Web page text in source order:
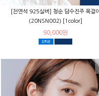
[천연석 925실버] 청순 담수진주 목걸이
(20NSN002) [1color]
90,000원